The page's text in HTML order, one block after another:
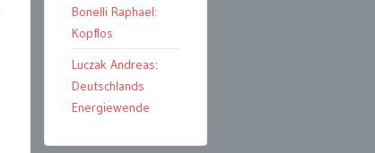
Bonelli Raphael:
Kopflos
Luczak Andreas:
Deutschlands
Energiewende